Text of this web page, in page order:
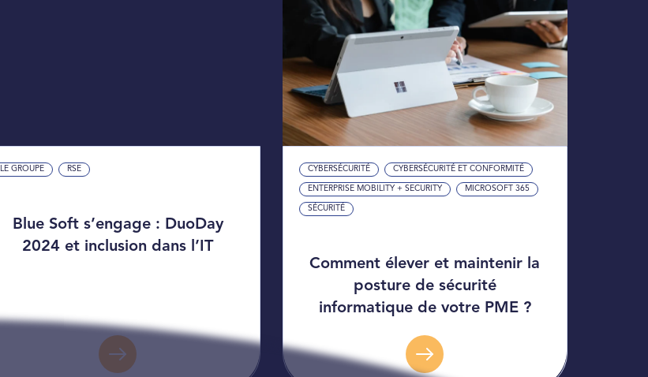
LE GROUPE RSE
Blue Soft s’engage : DuoDay
2024 et inclusion dans l’IT
CYBERSÉCURITÉ CYBERSÉCURITÉ ET CONFORMITÉ
ENTERPRISE MOBILITY + SECURITY MICROSOFT 365
SÉCURITÉ
Comment élever et maintenir la
posture de sécurité
informatique de votre PME ?